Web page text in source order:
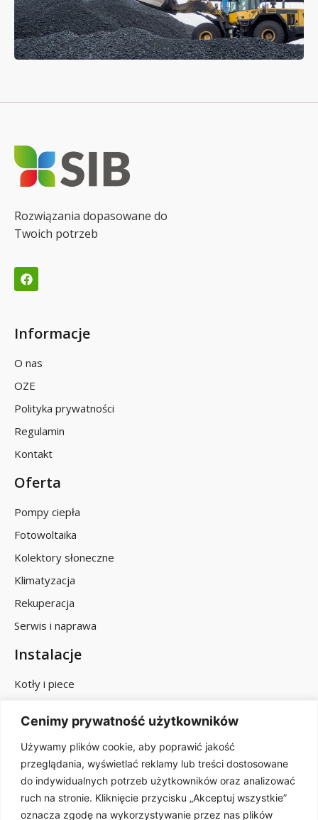
Cenimy prywatność użytkowników
Używamy plików cookie, aby poprawić jakość
przeglądania, wyświetlać reklamy lub treści dostosowane
do indywidualnych potrzeb użytkowników oraz analizować
ruch na stronie. Kliknięcie przycisku „Akceptuj wszystkie”
oznacza zgodę na wykorzystywanie przez nas plików
Rozwiązania dopasowane do
Twoich potrzeb
Informacje
O nas
OZE
Polityka prywatności
Regulamin
Kontakt
Oferta
Pompy ciepła
Fotowoltaika
Kolektory słoneczne
Klimatyzacja
Rekuperacja
Serwis i naprawa
Instalacje
Kotły i piece
Instalacje gazowe
Instalacje wodno-kanalizacyjne
Modernizacje
Godziny otwarcia